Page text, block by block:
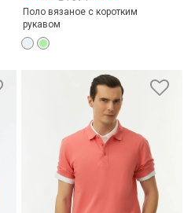
Поло вязаное с коротким
рукавом